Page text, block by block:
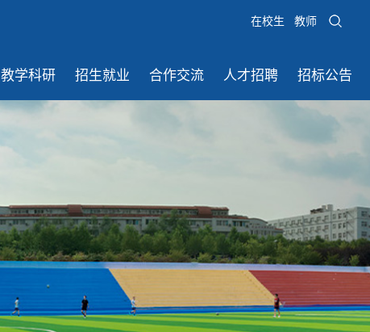
在校生 教师
教学科研 招生就业 合作交流 人才招聘 招标公告